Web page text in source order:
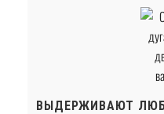
ВЫДЕРЖИВАЮТ